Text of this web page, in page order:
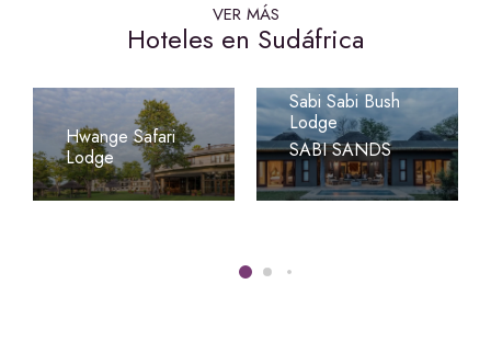
VER MÁS
Hoteles en Sudáfrica
Hwange Safari
Lodge
Sabi Sabi Bush
Lodge
SABI SANDS